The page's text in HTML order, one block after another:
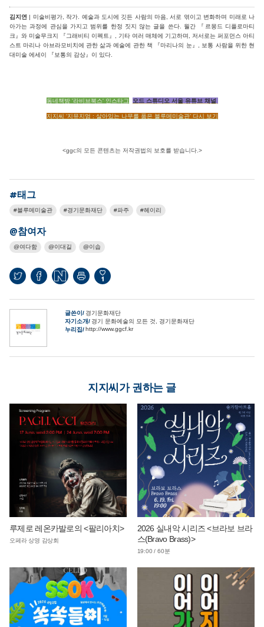
김지연 | 미술비평가, 작가. 예술과 도시에 깃든 사람의 마음, 서로 엮이고 변화하며 미래로 나
아가는 과정에 관심을 가지고 범위를 한정 짓지 않는 글을 쓴다. 월간 『르몽드 디플로마티
크』와 미술무크지 『그래비티 이펙트』, 기타 여러 매체에 기고하며, 저서로는 퍼포먼스 아티
스트 마리나 아브라모비치에 관한 삶과 예술에 관한 책 『마리나의 눈』, 보통 사람을 위한 현
대미술 에세이 『보통의 감상』이 있다.
동네책방 '라비브북스' 인스타그 오드 스튜디오 서울 유튜브 채널
지지씨 ‘지뮤지엄 : 살아있는 나무를 품은 블루메미술관’ 다시 보기
<ggc의 모든 콘텐츠는 저작권법의 보호를 받습니다.>
#태그
블루메미술관 경기문화재단 파주 헤이리
@참여자
여다함 이대길 이솝
1
글쓴이
경기문화재단
자기소개
경기 문화예술의 모든 것, 경기문화재단
누리집 http://www.ggcf.kr
지지씨가 권하는 글
루제로 레온카발로의 <팔리아치>
오페라 상영 감상회
2026 실내악 시리즈 <브라보 브라
스(Bravo Brass)>
19:00 / 60분